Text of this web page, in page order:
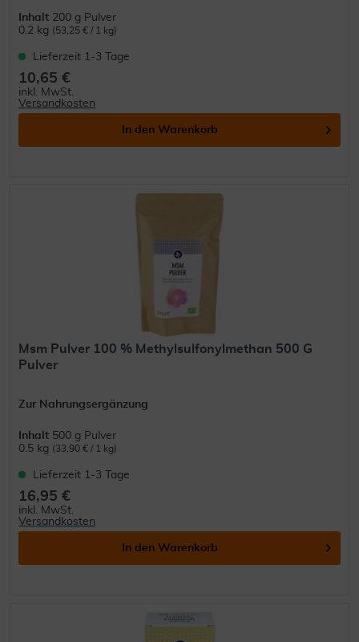
Inhalt 200 g Pulver
0.2 kg (53,25 € / 1 kg)
Lieferzeit 1-3 Tage
10,65 €
inkl. MwSt.
Versandkosten
In den Warenkorb
Msm Pulver 100 % Methylsulfonylmethan 500 G
Pulver
Zur Nahrungsergänzung
Inhalt 500 g Pulver
0.5 kg (33,90 € / 1 kg)
Lieferzeit 1-3 Tage
16,95 €
inkl. MwSt.
Versandkosten
In den Warenkorb